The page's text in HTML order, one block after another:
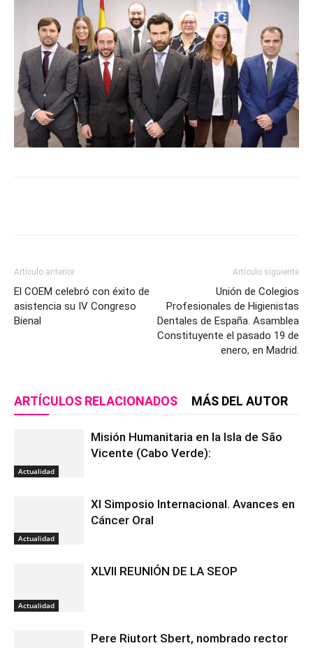
Artículo anterior
El COEM celebró con éxito de
asistencia su IV Congreso
Bienal
Artículo siguiente
Unión de Colegios
Profesionales de Higienistas
Dentales de España. Asamblea
Constituyente el pasado 19 de
enero, en Madrid.
ARTÍCULOS RELACIONADOS MÁS DEL AUTOR
Actualidad
Misión Humanitaria en la Isla de São
Vicente (Cabo Verde):
Actualidad
XI Simposio Internacional. Avances en
Cáncer Oral
Actualidad
XLVII REUNIÓN DE LA SEOP
Pere Riutort Sbert, nombrado rector